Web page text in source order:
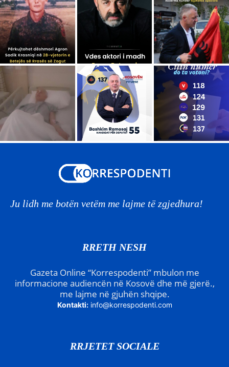
Ju lidh me botën vetëm me lajme të zgjedhura!
RRETH NESH
Gazeta Online “Korrespodenti” mbulon me
informacione audiencën në Kosovë dhe më gjerë.,
me lajme në gjuhën shqipe.
Kontakti: info@korrespodenti.com
RRJETET SOCIALE